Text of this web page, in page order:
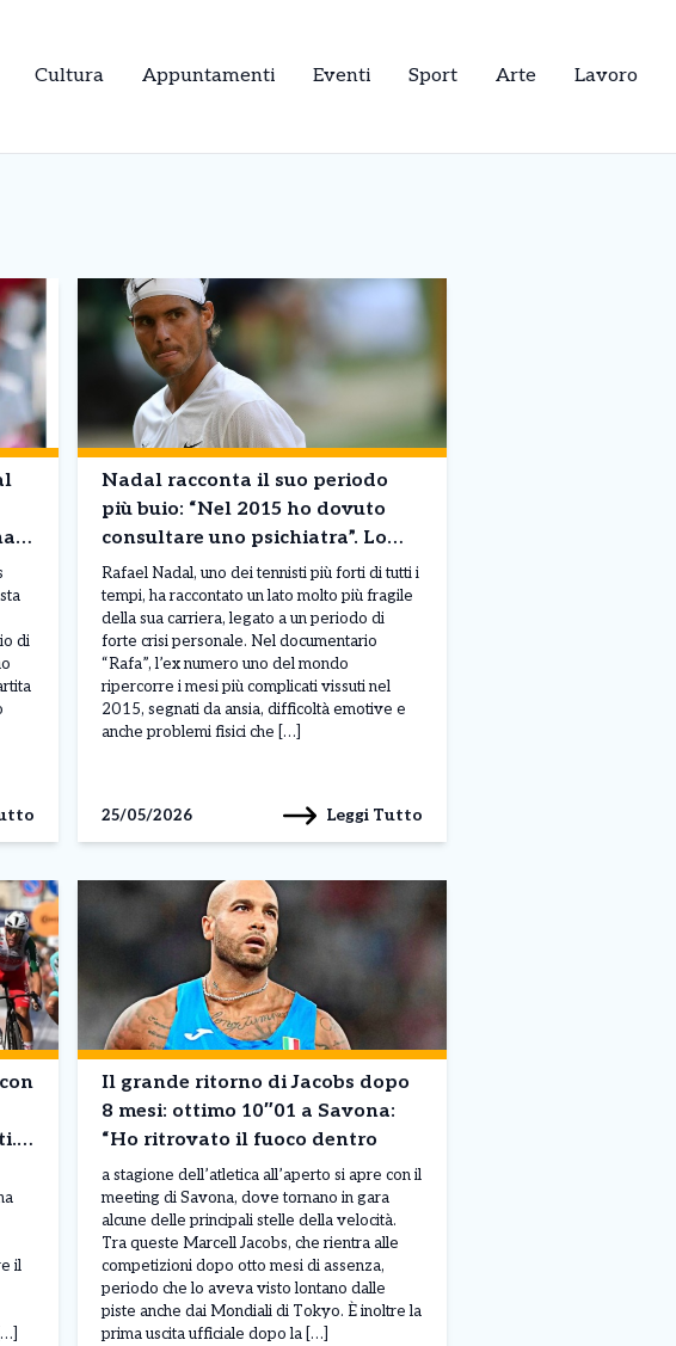
Cultura Appuntamenti Eventi Sport Arte Lavoro
di
Nadal racconta il suo periodo
più buio: “Nel 2015 ho dovuto
consultare uno psichiatra”. Lo
spagnolo rivela le sue crisi
d’ansia “Soffocavo con la mia
stessa saliva”
Rafael Nadal, uno dei tennisti più forti di tutti i
tempi, ha raccontato un lato molto più fragile
della sua carriera, legato a un periodo di
forte crisi personale. Nel documentario
“Rafa”, l’ex numero uno del mondo
ripercorre i mesi più complicati vissuti nel
2015, segnati da ansia, difficoltà emotive e
anche problemi fisici che […]
25/05/2026 Leggi Tutto
E
il
Il grande ritorno di Jacobs dopo
8 mesi: ottimo 10″01 a Savona:
“Ho ritrovato il fuoco dentro
a stagione dell’atletica all’aperto si apre con il
meeting di Savona, dove tornano in gara
alcune delle principali stelle della velocità.
Tra queste Marcell Jacobs, che rientra alle
competizioni dopo otto mesi di assenza,
periodo che lo aveva visto lontano dalle
piste anche dai Mondiali di Tokyo. È inoltre la
prima uscita ufficiale dopo la […]